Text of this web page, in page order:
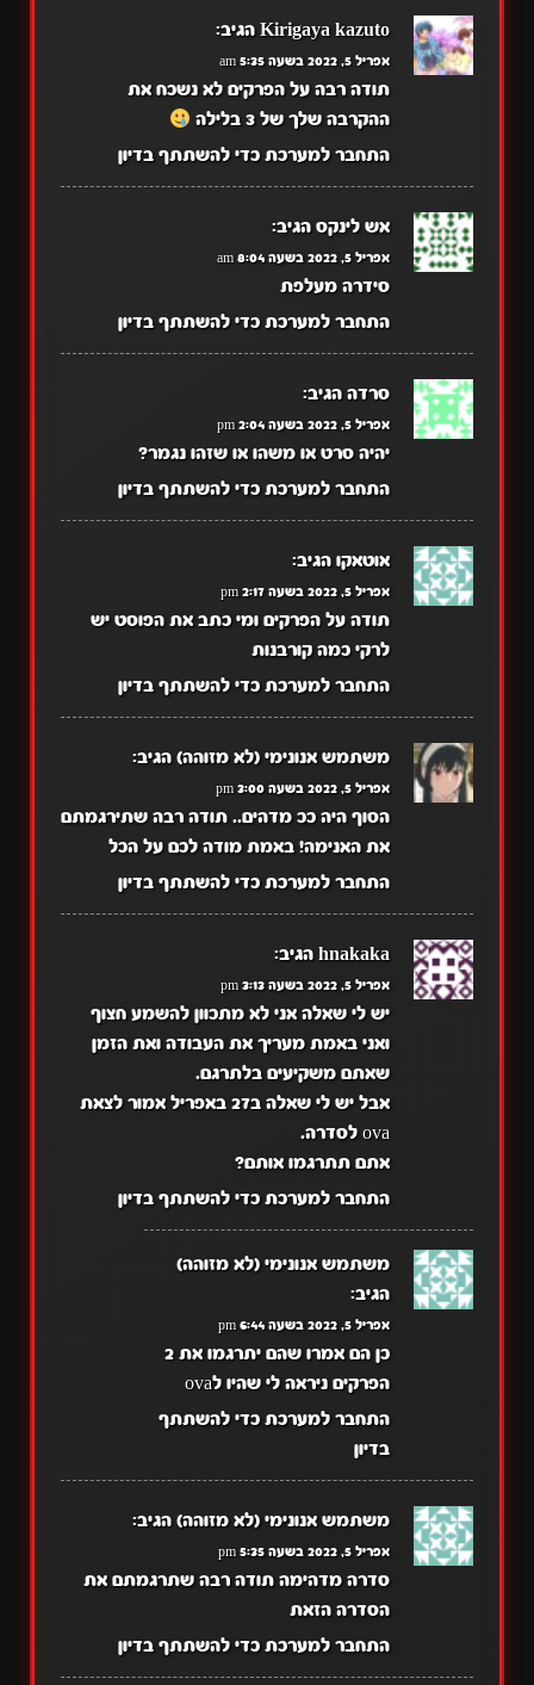
Kirigaya kazuto הגיב:
אפריל 5, 2022 בשעה 5:35 am
תודה רבה על הפרקים לא נשכח את
ההקרבה שלך של 3 בלילה
התחבר למערכת כדי להשתתף בדיון
אש לינקס הגיב:
אפריל 5, 2022 בשעה 8:04 am
סידרה מעלפת
התחבר למערכת כדי להשתתף בדיון
סרדה הגיב:
אפריל 5, 2022 בשעה 2:04 pm
יהיה סרט או משהו או שזהו נגמר?
התחבר למערכת כדי להשתתף בדיון
אוטאקו הגיב:
אפריל 5, 2022 בשעה 2:17 pm
תודה על הפרקים ומי כתב את הפוסט יש
לרקי כמה קורבנות
התחבר למערכת כדי להשתתף בדיון
משתמש אנונימי (לא מזוהה) הגיב:
אפריל 5, 2022 בשעה 3:00 pm
הסוף היה ככ מדהים.. תודה רבה שתירגמתם
את האנימה! באמת מודה לכם על הכל
התחבר למערכת כדי להשתתף בדיון
hnakaka הגיב:
אפריל 5, 2022 בשעה 3:13 pm
יש לי שאלה אני לא מתכוון להשמע חצוף
ואני באמת מעריך את העבודה ואת הזמן
שאתם משקיעים בלתרגם.
אבל יש לי שאלה ב27 באפריל אמור לצאת
ova לסדרה.
אתם תתרגמו אותם?
התחבר למערכת כדי להשתתף בדיון
משתמש אנונימי (לא מזוהה)
הגיב:
אפריל 5, 2022 בשעה 6:44 pm
כן הם אמרו שהם יתרגמו את 2
הפרקים ניראה לי שהיו לova
התחבר למערכת כדי להשתתף
בדיון
משתמש אנונימי (לא מזוהה) הגיב:
אפריל 5, 2022 בשעה 5:35 pm
סדרה מדהימה תודה רבה שתרגמתם את
הסדרה הזאת
התחבר למערכת כדי להשתתף בדיון